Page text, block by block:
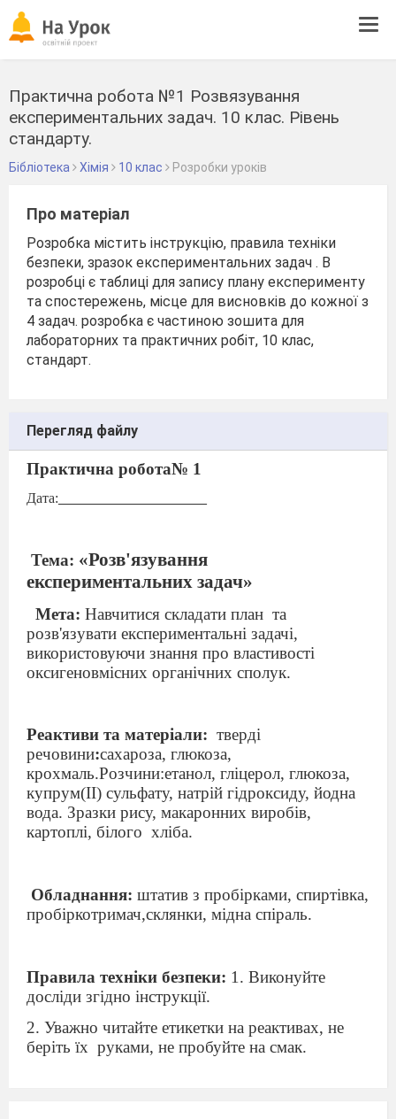
Практична робота №1 Розвязування
експериментальних задач. 10 клас. Рівень
стандарту.
Бібліотека Хімія 10 клас Розробки уроків
Про матеріал
Розробка містить інструкцію, правила техніки
безпеки, зразок експериментальних задач . В
розробці є таблиці для запису плану експерименту
та спостережень, місце для висновків до кожної з
4 задач. розробка є частиною зошита для
лабораторних та практичних робіт, 10 клас,
стандарт.
Перегляд файлу
Практична робота№ 1
Дата:
Тема: «Розв'язування
експериментальних задач»
Мета: Навчитися складати план та
розв'язувати експериментальні задачі,
використовуючи знання про властивості
оксигеновмісних органічних сполук.
Реактиви та матеріали: тверді
речовини:сахароза, глюкоза,
крохмаль.Розчини:етанол, гліцерол, глюкоза,
купрум(ІІ) сульфату, натрій гідроксиду, йодна
вода. Зразки рису, макаронних виробів,
картоплі, білого хліба.
Обладнання: штатив з пробірками, спиртівка,
пробіркотримач,склянки, мідна спіраль.
Правила техніки безпеки: 1. Виконуйте
досліди згідно інструкції.
2. Уважно читайте етикетки на реактивах, не
беріть їх руками, не пробуйте на смак.